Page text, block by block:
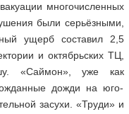
многочисленных
были серьёзными,
ущерб составил 2,5
и октябрьских ТЦ,
«Саймон», уже как
дожди на юго-
засухи. «Труди» и